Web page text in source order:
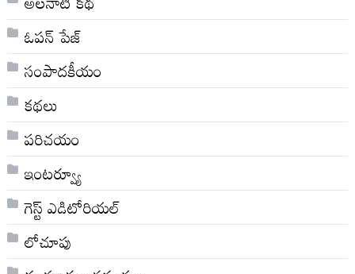
ఓపన్ పేజ్
సంపాదకీయం
కథలు
పరిచయం
ఇంటర్వ్యూ
గెస్ట్ ఎడిటోరియల్
లోచూపు